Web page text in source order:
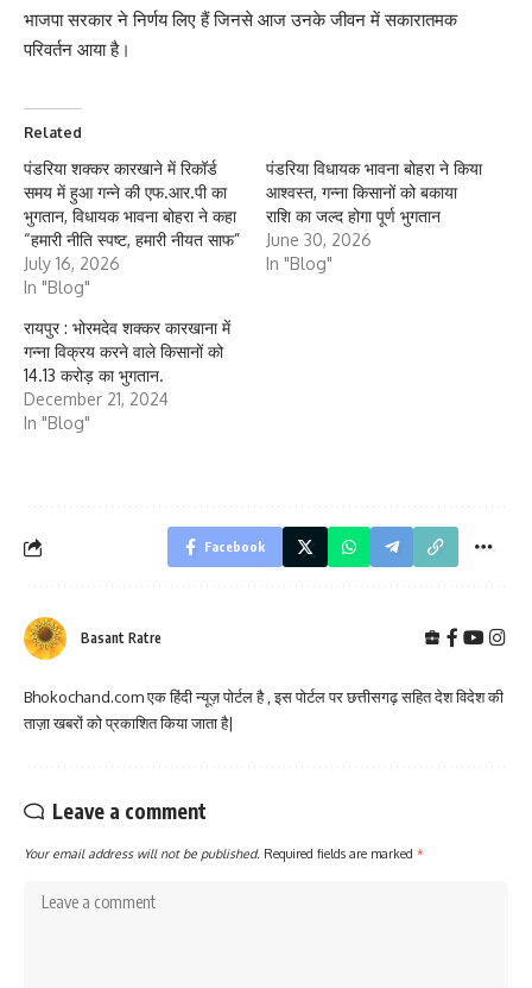
भाजपा सरकार ने निर्णय लिए हैं जिनसे आज उनके जीवन में सकारातमक
परिवर्तन आया है।
Related
पंडरिया शक्कर कारखाने में रिकॉर्ड
समय में हुआ गन्ने की एफ.आर.पी का
भुगतान, विधायक भावना बोहरा ने कहा
“हमारी नीति स्पष्ट, हमारी नीयत साफ”
July 16, 2026
In "Blog"
पंडरिया विधायक भावना बोहरा ने किया
आश्वस्त, गन्ना किसानों को बकाया
राशि का जल्द होगा पूर्ण भुगतान
June 30, 2026
In "Blog"
रायपुर : भोरमदेव शक्कर कारखाना में
गन्ना विक्रय करने वाले किसानों को
14.13 करोड़ का भुगतान.
December 21, 2024
In "Blog"
Facebook
Basant Ratre
Bhokochand.com एक हिंदी न्यूज़ पोर्टल है , इस पोर्टल पर छत्तीसगढ़ सहित देश विदेश की
ताज़ा खबरों को प्रकाशित किया जाता है|
Leave a comment
Your email address will not be published. Required fields are marked *